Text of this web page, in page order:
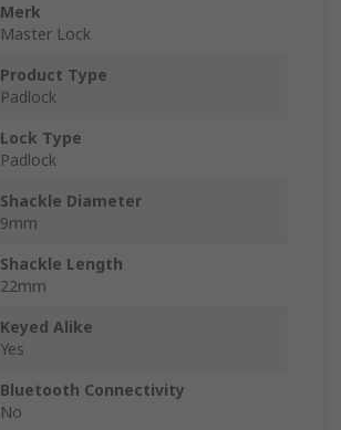
Merk
Master Lock
Product Type
Padlock
Lock Type
Padlock
Shackle Diameter
9mm
Shackle Length
22mm
Keyed Alike
Yes
Bluetooth Connectivity
No